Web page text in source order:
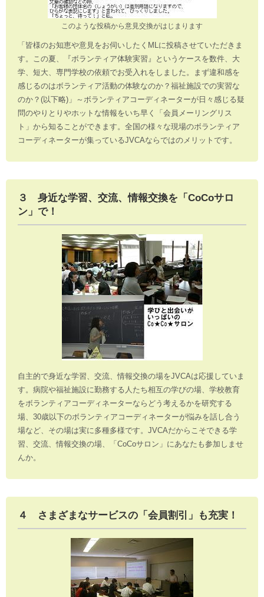
このような投稿から意見交換がはじまります
「皆様のお知恵や意見をお伺いしたくMLに投稿させていただきま
す。この夏、『ボランティア体験実習』というケースを数件、大
学、短大、専門学校の依頼でお受入れをしました。まず違和感を
感じるのはボランティア活動の体験なのか？福祉施設での実習な
のか？(以下略)」～ボランティアコーディネーターが日々感じる疑
問のやりとりやホットな情報をいち早く「会員メーリングリス
ト」から知ることができます。全国の様々な現場のボランティア
コーディネーターが集っているJVCAならではのメリットです。
３ 身近な学習、交流、情報交換を「CoCoサロ
ン」で！
自主的で身近な学習、交流、情報交換の場をJVCAは応援していま
す。病院や福祉施設に勤務する人たち相互の学びの場、学校教育
をボランティアコーディネーターならどう考えるかを研究する
場、30歳以下のボランティアコーディネーターが悩みを話し合う
場など、その場は実に多種多様です。JVCAだからこそできる学
習、交流、情報交換の場、「CoCoサロン」にあなたも参加しませ
んか。
４ さまざまなサービスの「会員割引」も充実！